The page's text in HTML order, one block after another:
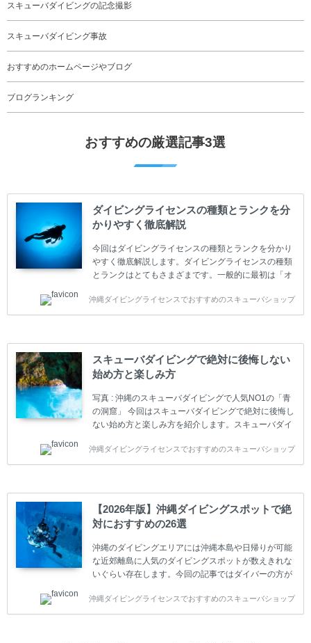
スキューバダイビングの記念撮影
スキューバダイビング事故
おすすめのホームページやブログ
ブログランキング
おすすめの厳選記事3選
ダイビングライセンスの種類とランクを分
かりやすく徹底解説
今回はダイビングライセンスの種類とランクを分かり
やすく徹底解説します。ダイビングライセンスの種類
とランクはとてもさまざまです。一般的に最初は「オ
す。 ダイビングのライセンスカードはダイビングの教
育機関もしくは指導団体が発行しています。教育機関
ダイバーの育成・指導や安全管理、環境保全などの活
動をしています。 ダイビングライセンスの種類はエン
トリーレベルのライセンスからプロレベルのライセン
スまでランク分けされています。各教育機関(指導団
体)によってライセンスカードの名称、トレーニング内
容に違いがありま...
沖縄ダイビングライセンスでおすすめのスキューバショップ
スキューバダイビングで絶対に後悔しない
始め方と楽しみ方
写真 : 沖縄のスキューバダイビングで人気NO1の「青
の洞窟」 今回はスキューバダイビングで絶対に後悔し
ない始め方と楽しみ方を紹介します。スキューバダイ
やまだ始めて間もない初心者の方に必見の内容です。
スキューバダイビングの始め方と楽しみ方について学
ててしまうと、せっかく楽しみにしていたスキューバ
ダイビングが台無しになり後悔することになってしま
うかもしれません。 又、スキューバダイビングは事故
のリスクがあるスポーツでもあります。もしかしたら
危険な思いをしてしまうかもしれません。 今回は現地
ダイビング...
沖縄ダイビングライセンスでおすすめのスキューバショップ
【2026年版】沖縄ダイビングスポットで絶
対におすすめの26選
沖縄のダイビングエリアには沖縄本島や日帰りが可能
な近郊離島に人気のダイビングスポットが数えきれな
いぐらい存在します。今回の記事ではダイバーの方が
グスポットを紹介します。 当スクールは、沖縄本島で
は北谷町、嘉手納町、読谷村、恩納村、名護市、本部
沖縄ダイビングライセンスでおすすめのスキューバショップ